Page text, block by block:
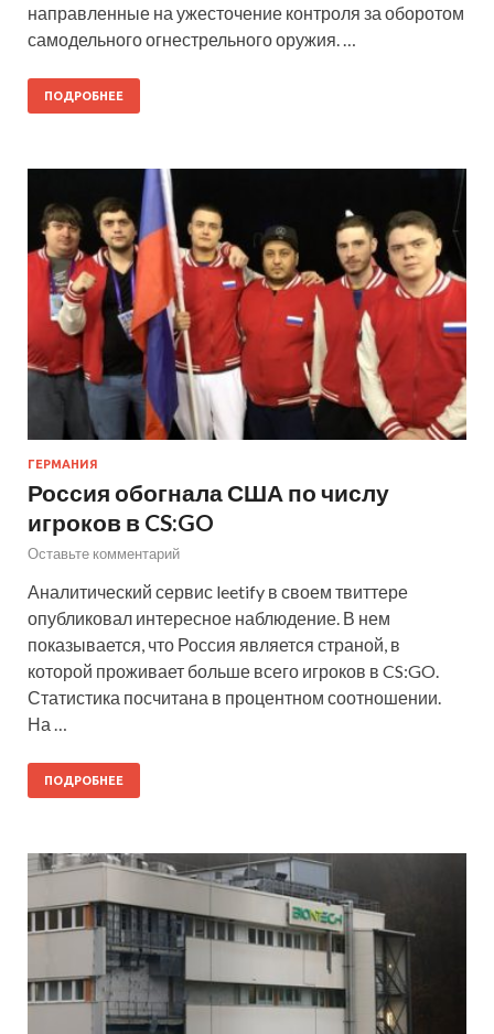
направленные на ужесточение контроля за оборотом
самодельного огнестрельного оружия. …
ПОДРОБНЕЕ
ГЕРМАНИЯ
Россия обогнала США по числу
игроков в CS:GO
Оставьте комментарий
Аналитический сервис leetify в своем твиттере
опубликовал интересное наблюдение. В нем
показывается, что Россия является страной, в
которой проживает больше всего игроков в CS:GO.
Статистика посчитана в процентном соотношении.
На …
ПОДРОБНЕЕ